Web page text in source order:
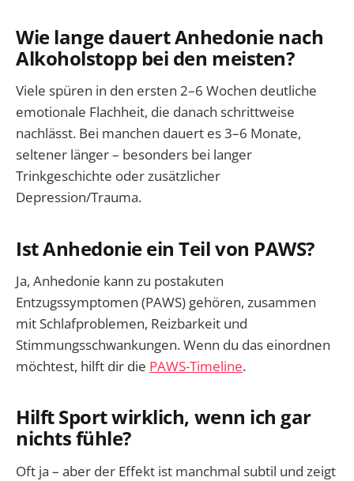
Wie lange dauert Anhedonie nach
Alkoholstopp bei den meisten?
Viele spüren in den ersten 2–6 Wochen deutliche
emotionale Flachheit, die danach schrittweise
nachlässt. Bei manchen dauert es 3–6 Monate,
seltener länger – besonders bei langer
Trinkgeschichte oder zusätzlicher
Depression/Trauma.
Ist Anhedonie ein Teil von PAWS?
Ja, Anhedonie kann zu postakuten
Entzugssymptomen (PAWS) gehören, zusammen
mit Schlafproblemen, Reizbarkeit und
Stimmungsschwankungen. Wenn du das einordnen
möchtest, hilft dir die PAWS-Timeline.
Hilft Sport wirklich, wenn ich gar
nichts fühle?
Oft ja – aber der Effekt ist manchmal subtil und zeigt